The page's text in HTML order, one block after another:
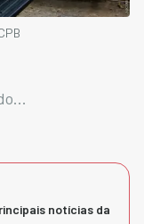
notícias da